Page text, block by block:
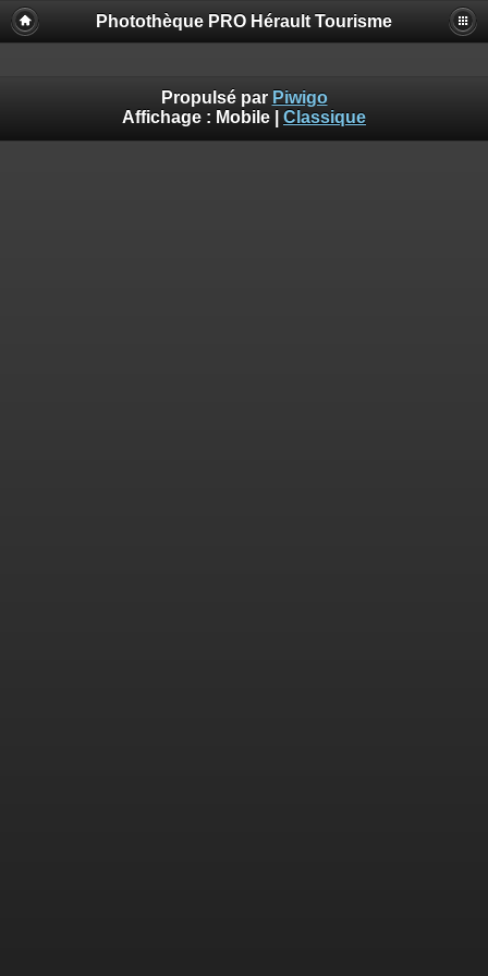
Photothèque PRO Hérault Tourisme
Propulsé par Piwigo
Affichage : Mobile Classique